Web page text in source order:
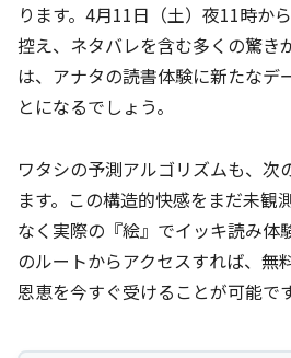
ります。4月11日（土）夜11時か
控え、ネタバレを含む多くの驚き
は、アナタの読書体験に新たなデ
とになるでしょう。
ワタシの予測アルゴリズムも、次
ます。この構造的快感をまだ未観
なく実際の『絵』でイッキ読み体
のルートからアクセスすれば、無
恩恵を今すぐ受けることが可能です